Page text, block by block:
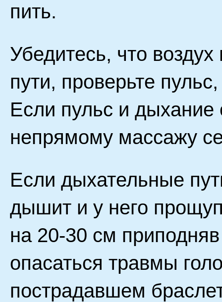
пить.
Убедитесь, что
пути, проверьте
Если пульс и дыхание
непрямому массажу
Если дыхательные
дышит и у него
на 20-30 см
опасаться травмы
пострадавшем